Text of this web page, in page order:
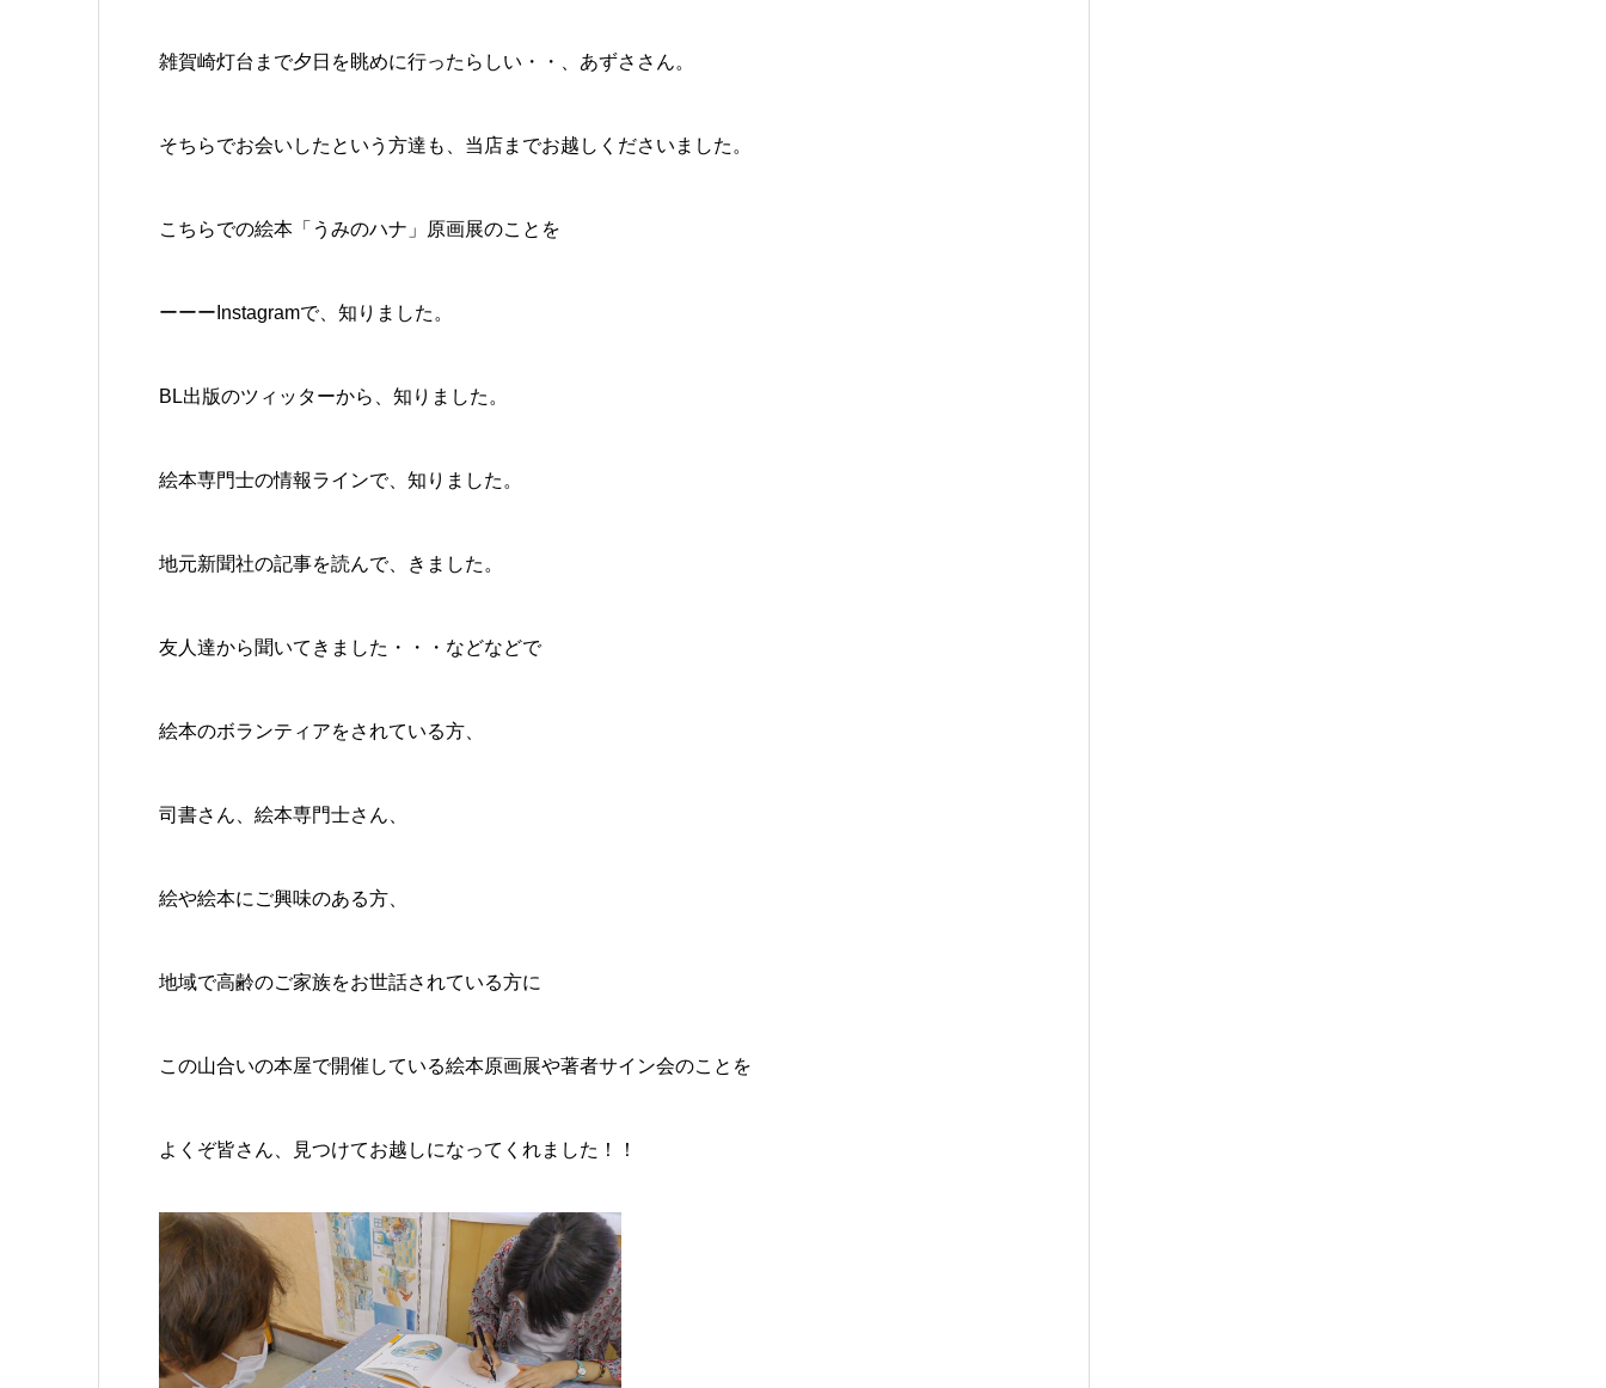
雑賀崎灯台まで夕日を眺めに行ったらしい・・、あずささん。
そちらでお会いしたという方達も、当店までお越しくださいました。
こちらでの絵本「うみのハナ」原画展のことを
ーーーInstagramで、知りました。
BL出版のツィッターから、知りました。
絵本専門士の情報ラインで、知りました。
地元新聞社の記事を読んで、きました。
友人達から聞いてきました・・・などなどで
絵本のボランティアをされている方、
司書さん、絵本専門士さん、
絵や絵本にご興味のある方、
地域で高齢のご家族をお世話されている方に
この山合いの本屋で開催している絵本原画展や著者サイン会のことを
よくぞ皆さん、見つけてお越しになってくれました！！